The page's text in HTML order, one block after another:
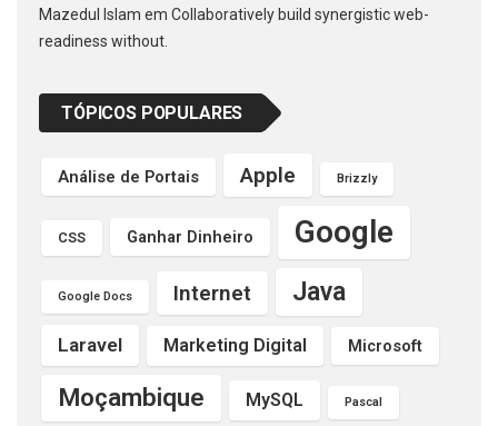
Mazedul Islam em Collaboratively build synergistic web-
readiness without.
TÓPICOS POPULARES
Análise de Portais Apple Brizzly
CSS Ganhar Dinheiro Google
Google Docs Internet Java
Laravel Marketing Digital Microsoft
Moçambique MySQL Pascal